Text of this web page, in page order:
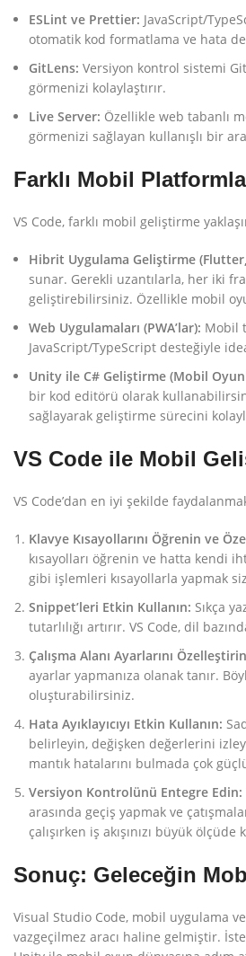
ESLint ve Prettier: JavaScript/
otomatik kod formatlama ve hata
GitLens: Versiyon kontrol sistemi
görmenizi kolaylaştırır.
Live Server: Özellikle web tabanlı
görmenizi sağlayan kullanışlı bir
Farklı Mobil
VS Code, farklı mobil geliştirme
Hibrit Uygulama Geliştirme
sunar. Gerekli uzantılarla, her iki
geliştirebilirsiniz. Özellikle mobil
Web Uygulamaları (PWA’lar): Mobil
JavaScript/TypeScript desteğiyle
Unity ile C# Geliştirme (Mobil
bir kod editörü olarak
sağlayarak geliştirme sürecini
VS Code ile Mobil
VS Code’dan en iyi şekilde
Klavye Kısayollarını Öğrenin ve
kısayolları öğrenin ve hatta kendi
gibi işlemleri kısayollarla yapmak
Snippet’leri Etkin Kullanın: Sıkça
tutarlılığı artırır. VS Code, dil
Çalışma Alanı Ayarlarını
ayarlar yapmanıza olanak tanır.
oluşturabilirsiniz.
Hata Ayıklayıcıyı Etkin Kullanın:
belirleyin, değişken değerlerini
mantık hatalarını bulmada çok
Versiyon Kontrolünü Entegre Edin:
arasında geçiş yapmak ve
çalışırken iş akışınızı büyük ölçüde
Sonuç: Geleceğin
Visual Studio Code, mobil uygulama
vazgeçilmez aracı haline gelmiştir.